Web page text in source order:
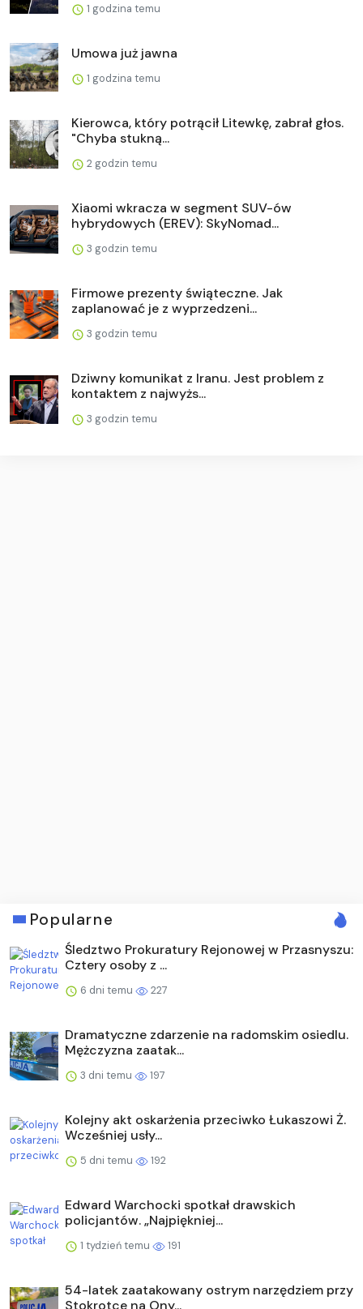
1 godzina temu
Umowa już jawna
1 godzina temu
Kierowca, który potrącił Litewkę, zabrał głos.
"Chyba stukną...
2 godzin temu
Xiaomi wkracza w segment SUV-ów
hybrydowych (EREV): SkyNomad...
3 godzin temu
Firmowe prezenty świąteczne. Jak
zaplanować je z wyprzedzeni...
3 godzin temu
Dziwny komunikat z Iranu. Jest problem z
kontaktem z najwyżs...
3 godzin temu
Popularne
Śledztwo Prokuratury Rejonowej w Przasnyszu:
Cztery osoby z ...
6 dni temu 227
Dramatyczne zdarzenie na radomskim osiedlu.
Mężczyzna zaatak...
3 dni temu 197
Kolejny akt oskarżenia przeciwko Łukaszowi Ż.
Wcześniej usły...
5 dni temu 192
Edward Warchocki spotkał drawskich
policjantów. „Najpiękniej...
1 tydzień temu 191
54-latek zaatakowany ostrym narzędziem przy
Stokrotce na Ony...